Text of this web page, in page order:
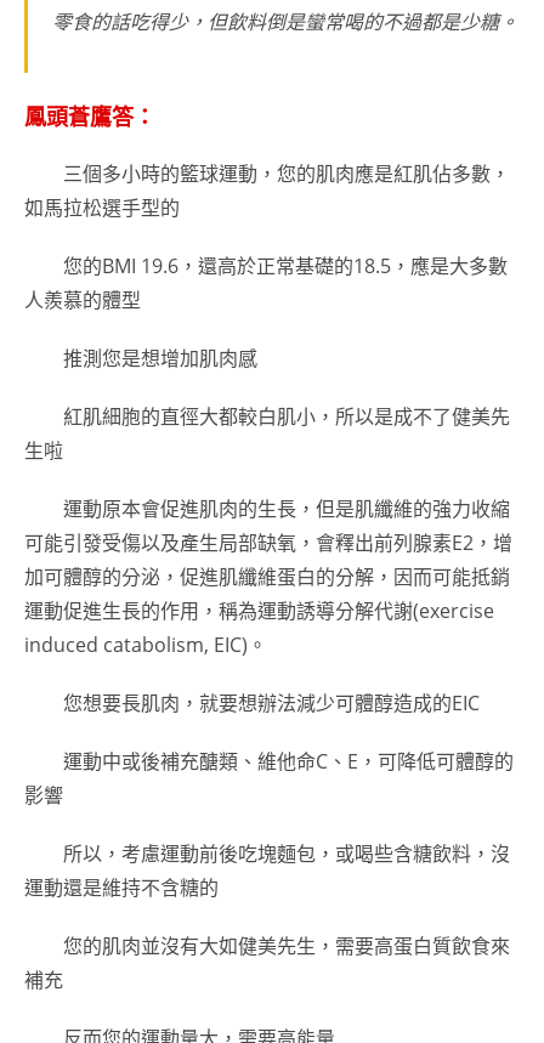
零食的話吃得少，但飲料倒是蠻常喝的不過都是少糖。
鳳頭蒼鷹答：
三個多小時的籃球運動，您的肌肉應是紅肌佔多數，
如馬拉松選手型的
您的BMI 19.6，還高於正常基礎的18.5，應是大多數
人羨慕的體型
推測您是想增加肌肉感
紅肌細胞的直徑大都較白肌小，所以是成不了健美先
生啦
運動原本會促進肌肉的生長，但是肌纖維的強力收縮
可能引發受傷以及產生局部缺氧，會釋出前列腺素E2，增
加可體醇的分泌，促進肌纖維蛋白的分解，因而可能抵銷
運動促進生長的作用，稱為運動誘導分解代謝(exercise
induced catabolism, EIC)。
您想要長肌肉，就要想辦法減少可體醇造成的EIC
運動中或後補充醣類、維他命C、E，可降低可體醇的
影響
所以，考慮運動前後吃塊麵包，或喝些含糖飲料，沒
運動還是維持不含糖的
您的肌肉並沒有大如健美先生，需要高蛋白質飲食來
補充